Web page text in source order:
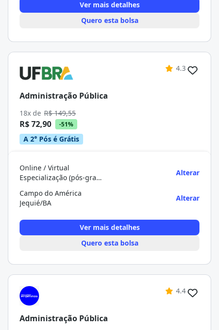
Ver mais detalhes
Quero esta bolsa
4.3
Administração Pública
18x de R$ 149,55
R$ 72,90 -51%
A 2° Pós é Grátis
Online / Virtual
Especialização (pós-graduação)
Alterar
Campo do América
Jequié/BA
Alterar
Ver mais detalhes
Quero esta bolsa
4.4
Administração Pública